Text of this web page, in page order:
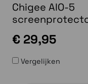
Chigee AIO-5
€ 29,95
Vergelijken